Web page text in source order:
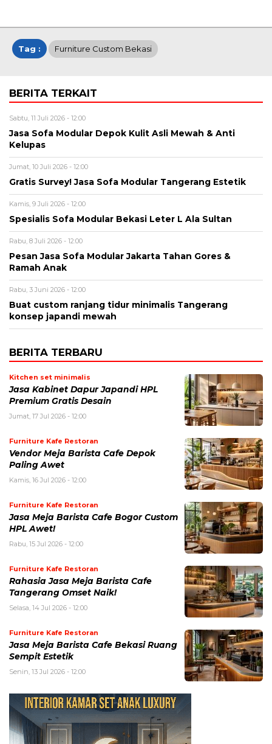
Tag : Furniture Custom Bekasi
BERITA TERKAIT
Sabtu, 11 Juli 2026 - 12:00
Jasa Sofa Modular Depok Kulit Asli Mewah & Anti
Kelupas
Jumat, 10 Juli 2026 - 12:00
Gratis Survey! Jasa Sofa Modular Tangerang Estetik
Kamis, 9 Juli 2026 - 12:00
Spesialis Sofa Modular Bekasi Leter L Ala Sultan
Rabu, 8 Juli 2026 - 12:00
Pesan Jasa Sofa Modular Jakarta Tahan Gores &
Ramah Anak
Rabu, 3 Juni 2026 - 12:00
Buat custom ranjang tidur minimalis Tangerang
konsep japandi mewah
BERITA TERBARU
Kitchen set minimalis
Jasa Kabinet Dapur Japandi HPL
Premium Gratis Desain
Jumat, 17 Jul 2026 - 12:00
Furniture Kafe Restoran
Vendor Meja Barista Cafe Depok
Paling Awet
Kamis, 16 Jul 2026 - 12:00
Furniture Kafe Restoran
Jasa Meja Barista Cafe Bogor Custom
HPL Awet!
Rabu, 15 Jul 2026 - 12:00
Furniture Kafe Restoran
Rahasia Jasa Meja Barista Cafe
Tangerang Omset Naik!
Selasa, 14 Jul 2026 - 12:00
Furniture Kafe Restoran
Jasa Meja Barista Cafe Bekasi Ruang
Sempit Estetik
Senin, 13 Jul 2026 - 12:00